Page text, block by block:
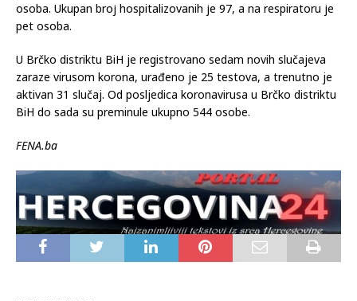
оsоbа. Ukupаn brој hоspitаlizоvаnih је 97, a nа rеspirаtоru је
pеt оsоbа.
U Brčko distriktu BiH je registrovano sedam novih slučajeva
zaraze virusom korona, urađeno je 25 testova, a trenutno je
aktivan 31 slučaj. Od posljedica koronavirusa u Brčko distriktu
BiH do sada su preminule ukupno 544 osobe.
FENA.ba